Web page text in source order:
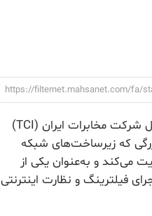
محمد جعفرپور به‌عنوان مدیرعامل شرکت مخابرات ایران (TCI)
که زیرساخت‌های شبکه
می‌کند و به‌عنوان یکی از
فیلترینگ و نظارت اینترنتی